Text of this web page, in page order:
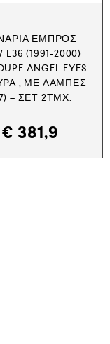
ΕΜΠΡΌΣ
E36 (1991-2000)
ANGEL EYES
, ΜΕ ΛΆΜΠΕΣ
– ΣΕΤ 2ΤΜΧ.
€ 381,9